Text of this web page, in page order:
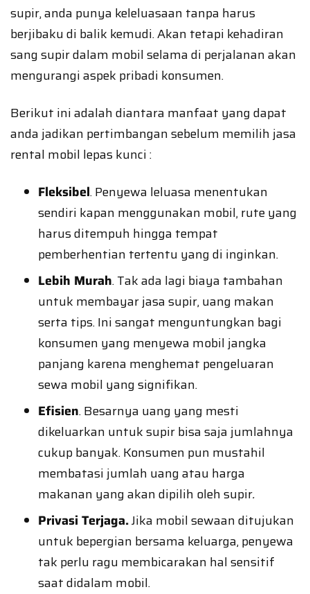
supir, anda punya keleluasaan tanpa harus
berjibaku di balik kemudi. Akan tetapi kehadiran
sang supir dalam mobil selama di perjalanan akan
mengurangi aspek pribadi konsumen.
Berikut ini adalah diantara manfaat yang dapat
anda jadikan pertimbangan sebelum memilih jasa
rental mobil lepas kunci :
Fleksibel. Penyewa leluasa menentukan
sendiri kapan menggunakan mobil, rute yang
harus ditempuh hingga tempat
pemberhentian tertentu yang di inginkan.
Lebih Murah. Tak ada lagi biaya tambahan
untuk membayar jasa supir, uang makan
serta tips. Ini sangat menguntungkan bagi
konsumen yang menyewa mobil jangka
panjang karena menghemat pengeluaran
sewa mobil yang signifikan.
Efisien. Besarnya uang yang mesti
dikeluarkan untuk supir bisa saja jumlahnya
cukup banyak. Konsumen pun mustahil
membatasi jumlah uang atau harga
makanan yang akan dipilih oleh supir.
Privasi Terjaga.Jika mobil sewaan ditujukan
untuk bepergian bersama keluarga, penyewa
tak perlu ragu membicarakan hal sensitif
saat didalam mobil.